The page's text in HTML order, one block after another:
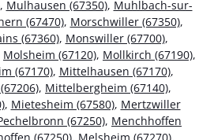
, Mulhausen (67350), Muhlbach-sur-
(67470), Morschwiller (67350),
(67360), Monswiller (67700),
Molsheim (67120), Mollkirch (67190),
(67170), Mittelhausen (67170),
, Mittelbergheim (67140),
, Mietesheim (67580), Mertzwiller
(67250), Menchhoffen